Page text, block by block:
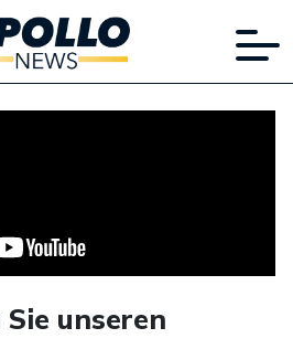
unseren